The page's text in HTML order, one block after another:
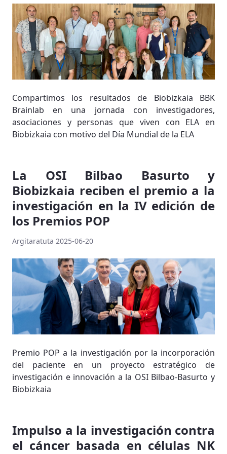
Compartimos los resultados de Biobizkaia BBK
Brainlab en una jornada con investigadores,
asociaciones y personas que viven con ELA en
Biobizkaia con motivo del Día Mundial de la ELA
La OSI Bilbao Basurto y
Biobizkaia reciben el premio a la
investigación en la IV edición de
los Premios POP
Argitaratuta 2025-06-20
Premio POP a la investigación por la incorporación
del paciente en un proyecto estratégico de
investigación e innovación a la OSI Bilbao-Basurto y
Biobizkaia
Impulso a la investigación contra
el cáncer basada en células NK